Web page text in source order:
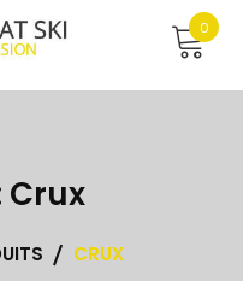
0
Crux
CRUX